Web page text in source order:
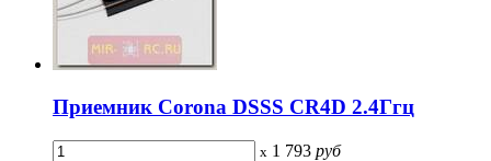
Приемник Corona DSSS CR4D 2.4Ггц
x 1 793 руб